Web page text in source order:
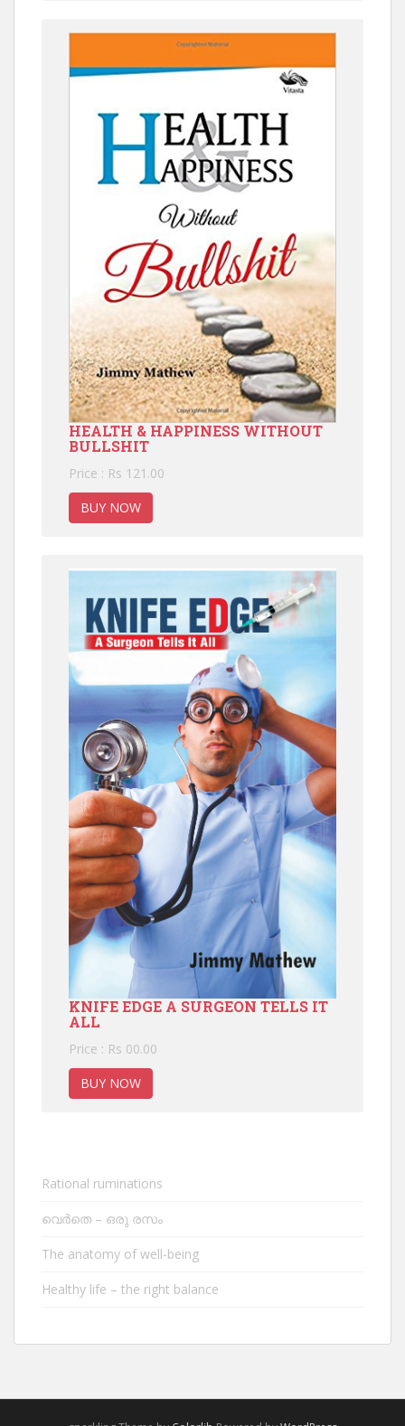
HEALTH & HAPPINESS WITHOUT
BULLSHIT
Price : Rs 121.00
BUY NOW
KNIFE EDGE A SURGEON TELLS IT
ALL
Price : Rs 00.00
BUY NOW
Rational ruminations
വെർതെ – ഒരു രസം
The anatomy of well-being
Healthy life – the right balance